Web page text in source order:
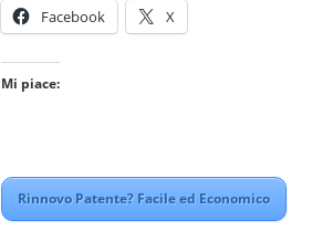
Facebook X
Mi piace:
Rinnovo Patente? Facile ed Economico